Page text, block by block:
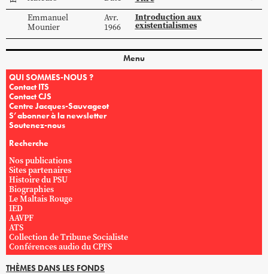
Emmanuel
Mounier
Avr.
1966
Introduction aux
existentialismes
Menu
QUI SOMMES-NOUS ?
Contact ITS
Contact CJS
Centre Jacques-Sauvageot
S’abonner à la newsletter
Soutenez-nous
Recherche
Nos publications
Sites partenaires
Histoire du PSU
Biographies
Le Maltais Rouge
IED
AAVPF
ATS
Collection de Tribune Socialiste
Conférences audio du CPFS
THÈMES DANS LES FONDS